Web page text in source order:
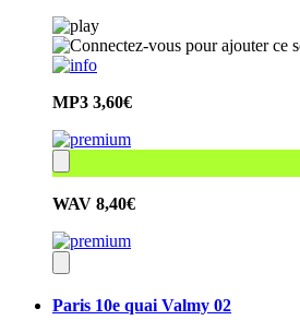
MP3 3,60€
WAV 8,40€
Paris 10e quai Valmy 02